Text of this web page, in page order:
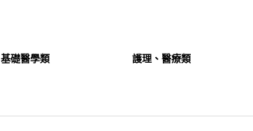
基礎醫學類 護理、醫療類